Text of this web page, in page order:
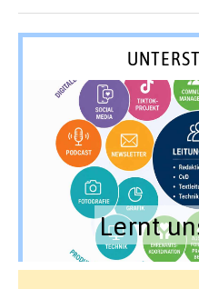
Lernt